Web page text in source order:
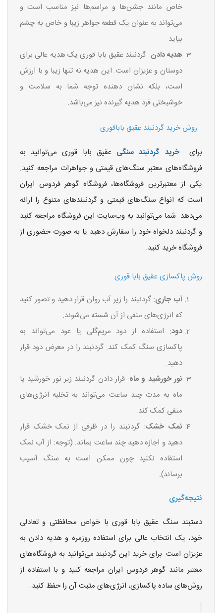
خاص مانند جشن‌ها و مراسم‌ها نیز مناسب است و
می‌تواند به عنوان یک قطعه جواهر زیبا و خاص به چشم
بیاید.
هدیه دادن: گردنبند عقیق بابا قوری یک هدیه عالی برای
دوستان و عزیزان است. این هدیه نه تنها زیبا و با ارزش
است، بلکه نشان دهنده توجه شما به سلامت و
خوشبختی فرد هدیه گیرنده نیز می‌باشد.
روش خرید گردنبند عقیق باباقوری
برای
خرید گردنبند سنگیعقیق بابا قوری می‌توانید به
فروشگاه‌های معتبر سنگ‌های قیمتی و جواهرات مراجعه کنید.
یکی از معتبرترین فروشگاه‌ها، فروشگاه گوهر فردوس ایران
است که انواع سنگ‌های قیمتی و گردنبندهای متنوع را ارائه
می‌دهد. شما می‌توانید به وب‌سایت این فروشگاه مراجعه کنید
و گردنبند دلخواه خود را سفارش دهید یا به صورت حضوری از
فروشگاه خرید کنید.
روش پاکسازی عقیق بابا قوری
آب جاری: گردنبند را زیر آب روان قرار دهید و تصور کنید
که انرژی‌های منفی از آن شسته می‌شوند.
دود: استفاده از دود مریم‌گلی یا عود می‌تواند به
پاکسازی سنگ کمک کند. گردنبند را در معرض دود قرار
دهید.
نور خورشید و ماه: قرار دادن گردنبند زیر نور خورشید یا
ماه به مدت چند ساعت می‌تواند به تخلیه انرژی‌های
منفی کمک کند.
نمک خشک: گردنبند را در ظرفی از نمک خشک قرار
دهید و اجازه دهید چند ساعت بماند. (توجه: از آب نمک
استفاده نکنید چون ممکن است به سنگ آسیب
برساند).
نتیجه‌گیری
دستبند سنگ عقیق بابا قوری با خواص محافظتی و تعادلی
خود، یک انتخاب عالی برای استفاده روزمره و هدیه دادن به
عزیزان است. برای خرید این گردنبند می‌توانید به فروشگاه‌های
معتبر مانند گوهر فردوس ایران مراجعه کنید و با استفاده از
روش‌های ساده پاکسازی، انرژی‌های مثبت آن را حفظ کنید.